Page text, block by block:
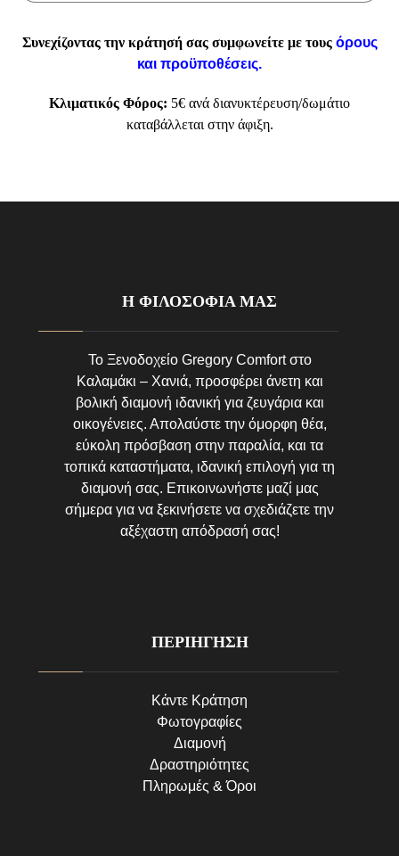
Συνεχίζοντας την κράτησή σας συμφωνείτε με τους όρους
και προϋποθέσεις.
Κλιματικός Φόρος: 5€ ανά διανυκτέρευση/δωμάτιο
καταβάλλεται στην άφιξη.
Η ΦΙΛΟΣΟΦΙΑ ΜΑΣ
Το Ξενοδοχείο Gregory Comfort στο
Καλαμάκι – Χανιά, προσφέρει άνετη και
βολική διαμονή ιδανική για ζευγάρια και
οικογένειες. Απολαύστε την όμορφη θέα,
εύκολη πρόσβαση στην παραλία, και τα
τοπικά καταστήματα, ιδανική επιλογή για τη
διαμονή σας. Επικοινωνήστε μαζί μας
σήμερα για να ξεκινήσετε να σχεδιάζετε την
αξέχαστη απόδρασή σας!
ΠΕΡΙΗΓΗΣΗ
Κάντε Κράτηση
Φωτογραφίες
Διαμονή
Δραστηριότητες
Πληρωμές & Όροι